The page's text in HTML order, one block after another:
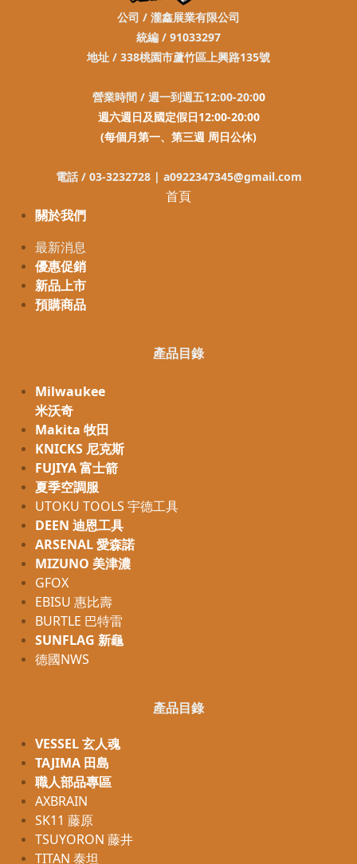
公司 / 瀧鑫展業有限公司
統編 / 91033297
地址 / 338桃園市蘆竹區上興路135號
營業時間 / 週一到週五12:00-20:00
週六週日及國定假日12:00-20:00
(每個月第一、第三週 周日公休)
電話 / 03-3232728 | a0922347345@gmail.com
首頁
關於我們
最新消息
優惠促銷
新品上市
預購商品
產品目錄
Milwaukee
米沃奇
Makita 牧田
KNICKS 尼克斯
FUJIYA 富士箭
夏季空調服
UTOKU TOOLS 宇德工具
DEEN 迪恩工具
ARSENAL 愛森諾
MIZUNO 美津濃
GFOX
EBISU 惠比壽
BURTLE 巴特雷
SUNFLAG 新龜
德國NWS
產品目錄
VESSEL 玄人魂
TAJIMA 田島
職人部品專區
AXBRAIN
SK11 藤原
TSUYORON 藤井
TITAN 泰坦